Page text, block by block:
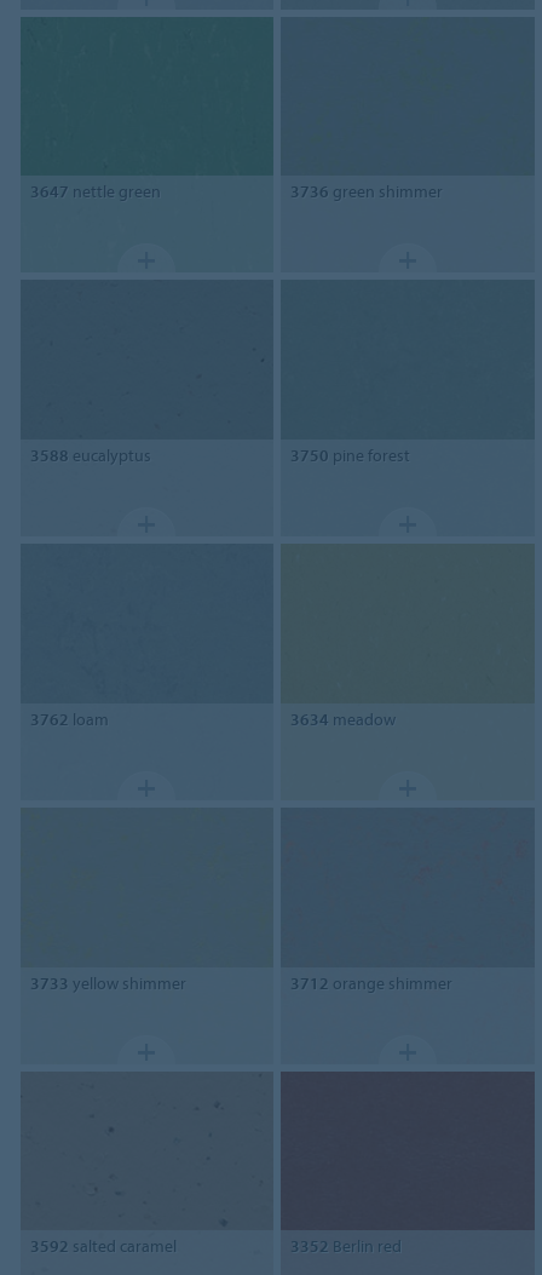
3647 nettle green 3736 green shimmer
3588 eucalyptus 3750 pine forest
3762 loam 3634 meadow
3733 yellow shimmer 3712 orange shimmer
3592 salted caramel 3352 Berlin red